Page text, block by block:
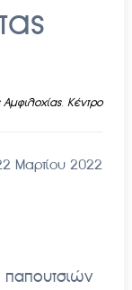
, Κέντρο
Μαρτίου 2022
παπουτσιών